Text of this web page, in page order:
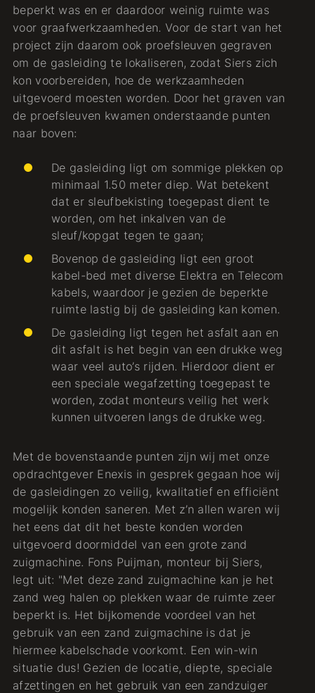
beperkt was en er daardoor weinig ruimte was
voor graafwerkzaamheden. Voor de start van het
project zijn daarom ook proefsleuven gegraven
om de gasleiding te lokaliseren, zodat Siers zich
kon voorbereiden, hoe de werkzaamheden
uitgevoerd moesten worden. Door het graven van
de proefsleuven kwamen onderstaande punten
naar boven:
De gasleiding ligt om sommige plekken op
minimaal 1.50 meter diep. Wat betekent
dat er sleufbekisting toegepast dient te
worden, om het inkalven van de
sleuf/kopgat tegen te gaan;
Bovenop de gasleiding ligt een groot
kabel-bed met diverse Elektra en Telecom
kabels, waardoor je gezien de beperkte
ruimte lastig bij de gasleiding kan komen.
De gasleiding ligt tegen het asfalt aan en
dit asfalt is het begin van een drukke weg
waar veel auto’s rijden. Hierdoor dient er
een speciale wegafzetting toegepast te
worden, zodat monteurs veilig het werk
kunnen uitvoeren langs de drukke weg.
Met de bovenstaande punten zijn wij met onze
opdrachtgever Enexis in gesprek gegaan hoe wij
de gasleidingen zo veilig, kwalitatief en efficiënt
mogelijk konden saneren. Met z’n allen waren wij
het eens dat dit het beste konden worden
uitgevoerd doormiddel van een grote zand
zuigmachine. Fons Puijman, monteur bij Siers,
legt uit: "Met deze zand zuigmachine kan je het
zand weg halen op plekken waar de ruimte zeer
beperkt is. Het bijkomende voordeel van het
gebruik van een zand zuigmachine is dat je
hiermee kabelschade voorkomt. Een win-win
situatie dus! Gezien de locatie, diepte, speciale
afzettingen en het gebruik van een zandzuiger